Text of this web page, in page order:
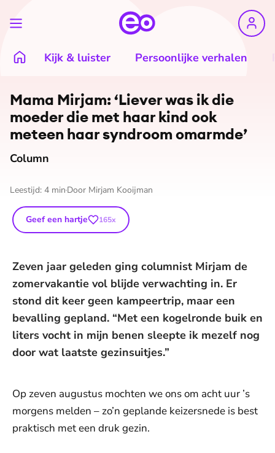
Kijk & luister Persoonlijke verhalen
Mama Mirjam: ‘Liever was ik die
moeder die met haar kind ook
meteen haar syndroom omarmde’
Column
Leestijd: 4 min Door Mirjam Kooijman
Geef een hartje 165x
Zeven jaar geleden ging columnist Mirjam de
zomervakantie vol blijde verwachting in. Er
stond dit keer geen kampeertrip, maar een
bevalling gepland. “Met een kogelronde buik en
liters vocht in mijn benen sleepte ik mezelf nog
door wat laatste gezinsuitjes.”
Op zeven augustus mochten we ons om acht uur ’s
morgens melden – zo’n geplande keizersnede is best
praktisch met een druk gezin.